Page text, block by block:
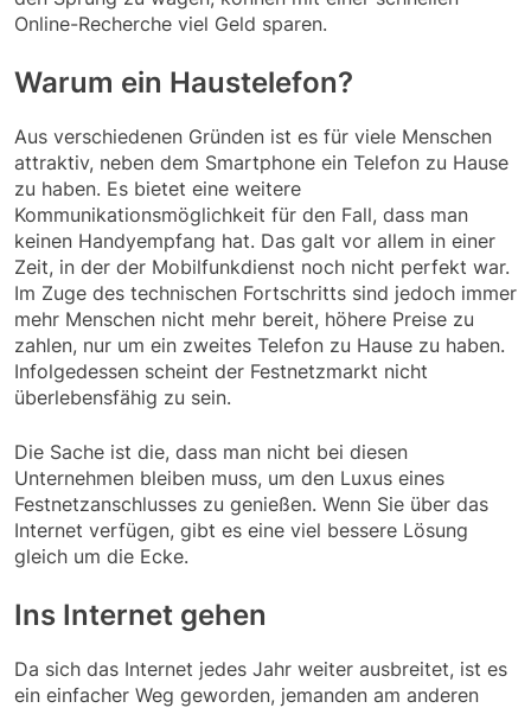
Online-Recherche viel Geld sparen.
Warum ein Haustelefon?
Aus verschiedenen Gründen ist es für viele Menschen
attraktiv, neben dem Smartphone ein Telefon zu Hause
zu haben. Es bietet eine weitere
Kommunikationsmöglichkeit für den Fall, dass man
keinen Handyempfang hat. Das galt vor allem in einer
Zeit, in der der Mobilfunkdienst noch nicht perfekt war.
Im Zuge des technischen Fortschritts sind jedoch immer
mehr Menschen nicht mehr bereit, höhere Preise zu
zahlen, nur um ein zweites Telefon zu Hause zu haben.
Infolgedessen scheint der Festnetzmarkt nicht
überlebensfähig zu sein.
Die Sache ist die, dass man nicht bei diesen
Unternehmen bleiben muss, um den Luxus eines
Festnetzanschlusses zu genießen. Wenn Sie über das
Internet verfügen, gibt es eine viel bessere Lösung
gleich um die Ecke.
Ins Internet gehen
Da sich das Internet jedes Jahr weiter ausbreitet, ist es
ein einfacher Weg geworden, jemanden am anderen